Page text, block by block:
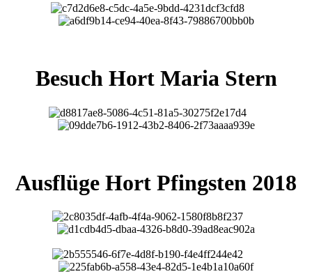
Besuch Hort Maria Stern
Ausflüge Hort Pfingsten 2018